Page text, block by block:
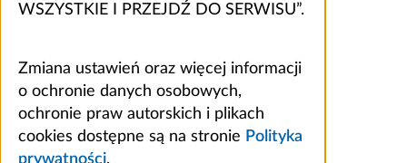
WSZYSTKIE I PRZEJDŹ DO SERWISU”.
Zmiana ustawień oraz więcej informacji
o ochronie danych osobowych,
ochronie praw autorskich i plikach
cookies dostępne są na stronie Polityka
prywatności.